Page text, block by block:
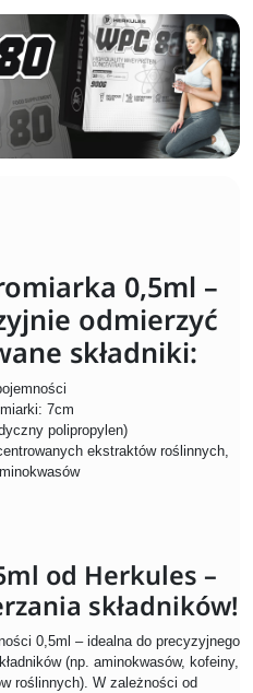
0,5ml –
odmierzyć
składniki:
miarki: 7cm
polipropylen)
ekstraktów roślinnych,
od Herkules –
składników!
0,5ml – idealna do precyzyjnego
(np. aminokwasów, kofeiny,
roślinnych). W zależności od